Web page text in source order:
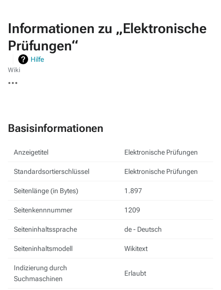
Informationen zu „Elektronische
Prüfungen“
Hilfe
Wiki
Aktionen
Basisinformationen
Anzeigetitel Elektronische Prüfungen
Standardsortierschlüssel Elektronische Prüfungen
Seitenlänge (in Bytes) 1.897
Seitenkennnummer 1209
Seiteninhaltssprache de - Deutsch
Seiteninhaltsmodell Wikitext
Indizierung durch
Suchmaschinen
Erlaubt